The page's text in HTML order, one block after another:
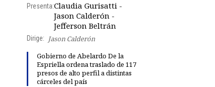
Presenta:Claudia Gurisatti -
Jason Calderón -
Jefferson Beltrán
Dirige:
Jason Calderón
Gobierno de Abelardo De la
Espriella ordena traslado de 117
presos de alto perfil a distintas
cárceles del país